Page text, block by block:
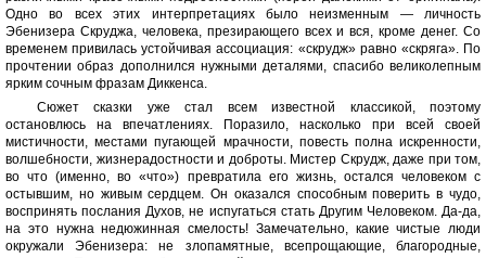
Одно во всех этих интерпретациях было неизменным — личность
Эбенизера Скруджа, человека, презирающего всех и вся, кроме денег. Со
временем привилась устойчивая ассоциация: «скрудж» равно «скряга». По
прочтении образ дополнился нужными деталями, спасибо великолепным
ярким сочным фразам Диккенса.
Сюжет сказки уже стал всем известной классикой, поэтому
остановлюсь на впечатлениях. Поразило, насколько при всей своей
мистичности, местами пугающей мрачности, повесть полна искренности,
волшебности, жизнерадостности и доброты. Мистер Скрудж, даже при том,
во что (именно, во «что») превратила его жизнь, остался человеком с
остывшим, но живым сердцем. Он оказался способным поверить в чудо,
воспринять послания Духов, не испугаться стать Другим Человеком. Да-да,
на это нужна недюжинная смелость! Замечательно, какие чистые люди
окружали Эбенизера: не злопамятные, всепрощающие, благородные,